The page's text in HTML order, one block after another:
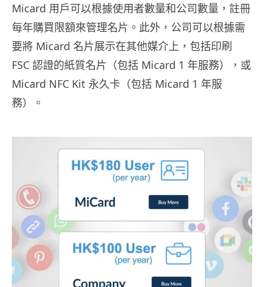
Micard 用戶可以根據使用者數量和公司數量，註冊
每年購買限額來管理名片。此外，公司可以根據需
要將 Micard 名片展示在其他媒介上，包括印刷
FSC 認證的紙質名片（包括 Micard 1 年服務），或
Micard NFC Kit 永久卡（包括 Micard 1 年服
務）。